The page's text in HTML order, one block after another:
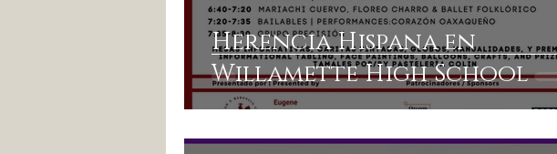
Herencia Hispana en
Willamette High School